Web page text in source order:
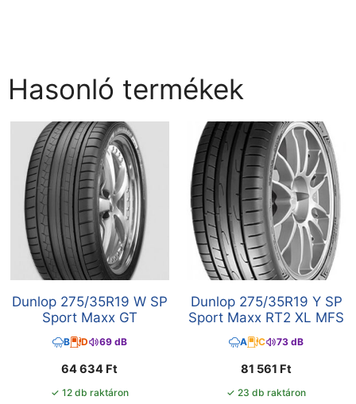
Hasonló termékek
Dunlop 275/35R19 W SP
Sport Maxx GT
B D 69 dB
64 634 Ft
✓ 12 db raktáron
Dunlop 275/35R19 Y SP
Sport Maxx RT2 XL MFS
A C 73 dB
81 561 Ft
✓ 23 db raktáron